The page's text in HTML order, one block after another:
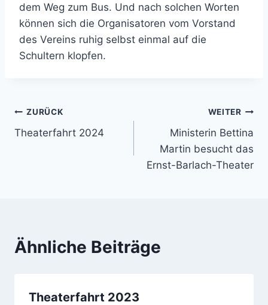
dem Weg zum Bus. Und nach solchen Worten
können sich die Organisatoren vom Vorstand
des Vereins ruhig selbst einmal auf die
Schultern klopfen.
Beitragsnavigation
ZURÜCK
Theaterfahrt 2024
WEITER
Ministerin Bettina
Martin besucht das
Ernst-Barlach-Theater
Ähnliche Beiträge
Theaterfahrt 2023